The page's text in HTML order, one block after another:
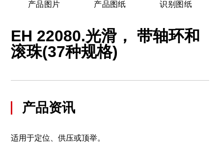
产品图片 产品图纸 识别图纸
EH 22080.光滑， 带轴环和
滚珠(37种规格)
产品资讯
适用于定位、供压或顶举。